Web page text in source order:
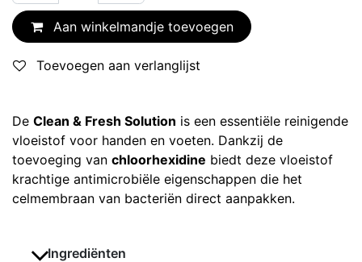
De Clean & Fresh Solution is een essentiële reinigende
vloeistof voor handen en voeten. Dankzij de
toevoeging van chloorhexidine biedt deze vloeistof
krachtige antimicrobiële eigenschappen die het
celmembraan van bacteriën direct aanpakken.
Ingrediënten
Aan winkelmandje toevoegen
Toevoegen aan verlanglijst